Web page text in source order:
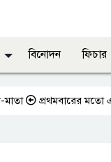
বিনোদন ফিচার
প্রথমবারের মতো